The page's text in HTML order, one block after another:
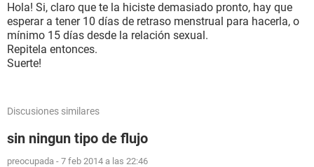
Hola! Si, claro que te la hiciste demasiado pronto, hay que
esperar a tener 10 días de retraso menstrual para hacerla, o
mínimo 15 días desde la relación sexual.
Repitela entonces.
Suerte!
Discusiones similares
sin ningun tipo de flujo
preocupada - 7 feb 2014 a las 22:46